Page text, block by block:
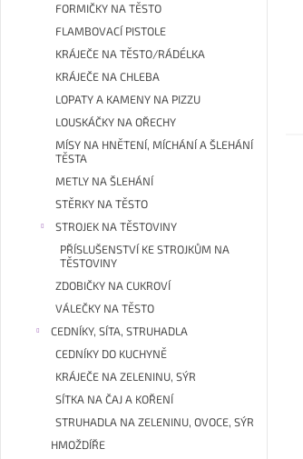
FORMIČKY NA TĚSTO
FLAMBOVACÍ PISTOLE
KRÁJEČE NA TĚSTO/RÁDÉLKA
KRÁJEČE NA CHLEBA
LOPATY A KAMENY NA PIZZU
LOUSKÁČKY NA OŘECHY
MÍSY NA HNĚTENÍ, MÍCHÁNÍ A ŠLEHÁNÍ
TĚSTA
METLY NA ŠLEHÁNÍ
STĚRKY NA TĚSTO
STROJEK NA TĚSTOVINY
PŘÍSLUŠENSTVÍ KE STROJKŮM NA
TĚSTOVINY
ZDOBIČKY NA CUKROVÍ
VÁLEČKY NA TĚSTO
CEDNÍKY, SÍTA, STRUHADLA
CEDNÍKY DO KUCHYNĚ
KRÁJEČE NA ZELENINU, SÝR
SÍTKA NA ČAJ A KOŘENÍ
STRUHADLA NA ZELENINU, OVOCE, SÝR
HMOŽDÍŘE